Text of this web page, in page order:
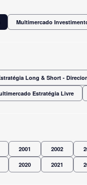
Multimercado
Long & Short -
Estratégia Livre
2001 2002
2020 2021